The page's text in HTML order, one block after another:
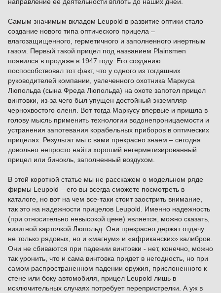
Самым значимым вкладом Leupold в развитие оптики стало
создание нового типа оптического прицела –
влагозащищенного, герметичного и заполненного инертным
газом. Первый такой прицел под названием Plainsmen
появился в продаже в 1947 году. Его созданию
поспособствовал тот факт, что у одного из тогдашних
руководителей компании, увлеченного охотника Маркуса
Люпольда (сына Фреда Люпольда) на охоте запотел прицел
винтовки, из-за чего был упущен достойный экземпляр
чернохвостого оленя. Вот тогда Маркусу впервые и пришла в
голову мысль применить технологии водонепроницаемости и
устранения запотевания корабельных приборов в оптических
прицелах. Результат мы с вами прекрасно знаем – сегодня
довольно непросто найти хороший негерметизированный
прицел или бинокль, заполненный воздухом.
В этой короткой статье мы не расскажем о модельном ряде
фирмы Leupold – его вы всегда сможете посмотреть в
каталоге, но вот на чем все-таки стоит заострить внимание,
так это на надежности прицелов Leupold. Именно надежность
(при относительно невысокой цене) является, можно сказать,
визитной карточкой Люпольд. Они прекрасно держат отдачу
не только рядовых, но и «магнум» и «африканских» калибров.
Они не сбиваются при падении винтовки - нет, конечно, можно
так уронить, что и сама винтовка придет в негодность, но при
самом распространенном падении оружия, прислоненного к
стене или боку автомобиля, прицел Leupold лишь в
исключительных случаях потребует перепристрелки. А уж в